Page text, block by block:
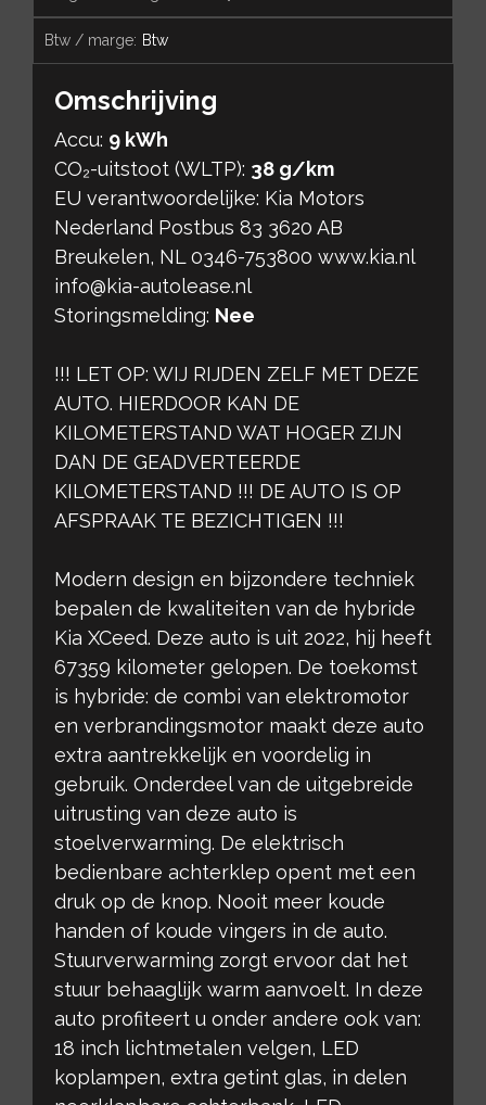
btw / marge: Btw
Omschrijving
Accu: 9 kWh
CO₂-uitstoot (WLTP): 38 g/km
EU verantwoordelijke: Kia Motors
Nederland Postbus 83 3620 AB
Breukelen, NL 0346-753800 www.kia.nl
info@kia-autolease.nl
Storingsmelding: Nee
!!! LET OP: WIJ RIJDEN ZELF MET DEZE
AUTO. HIERDOOR KAN DE ​
KILOMETERSTAND WAT HOGER ZIJN
DAN DE GEADVERTEERDE
KILOMETERSTAND !!! DE AUTO ​IS OP
AFSPRAAK TE BEZICHTIGEN !!!
Modern design en bijzondere techniek
bepalen de kwaliteiten van de hybride
Kia XCeed. Deze auto is uit 2022, hij heeft
67359 kilometer gelopen. De toekomst
is hybride: de combi van elektromotor
en verbrandingsmotor maakt deze auto
extra aantrekkelijk en voordelig in
gebruik. Onderdeel van de uitgebreide
uitrusting van deze auto is
stoelverwarming. De elektrisch
bedienbare achterklep opent met een
druk op de knop. Nooit meer koude
handen of koude vingers in de auto.
Stuurverwarming zorgt ervoor dat het
stuur behaaglijk warm aanvoelt. In deze
auto profiteert u onder andere ook van:
18 inch lichtmetalen velgen, LED
koplampen, extra getint glas, in delen